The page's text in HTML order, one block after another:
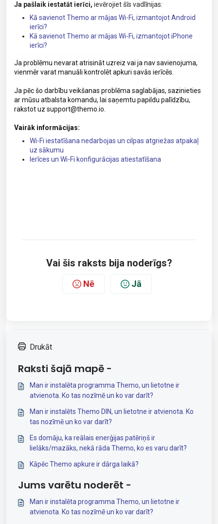
Ja pašlaik iestatāt ierīci, ievērojiet šīs vadlīnijas:
Kā savienot Themo ar mājas Wi-Fi, izmantojot Android
ierīci?
Kā savienot Themo ar mājas Wi-Fi, izmantojot iPhone
ierīci?
Ja problēmu nevarat atrisināt uzreiz vai ja nav savienojuma,
vienmēr varat manuāli kontrolēt apkuri savās ierīcēs.
Ja pēc šo darbību veikšanas problēma saglabājas, sazinieties
ar mūsu atbalsta komandu, lai saņemtu papildu palīdzību,
rakstot uz support@themo.io.
Vairāk informācijas:
Wi-Fi iestatīšana nedarbojas un cilpas atgriežas atpakaļ
uz sākumu
Ierīces un Wi-Fi konfigurācijas atiestatīšana
Vai šis raksts bija noderīgs?
Nē Jā
Drukāt
Raksti šajā mapē -
Man ir instalēta programma Themo, un lietotne ir
atvienota. Ko tas nozīmē un ko var darīt?
Man ir instalēts Themo DIN, un lietotne ir atvienota. Ko
tas nozīmē un ko var darīt?
Es domāju, ka reālais enerģijas patēriņš ir
lielāks/mazāks, nekā rāda Themo, ko es varu darīt?
Kāpēc Themo apkure ir dārga laikā?
Jums varētu noderēt -
Man ir instalēta programma Themo, un lietotne ir
atvienota. Ko tas nozīmē un ko var darīt?